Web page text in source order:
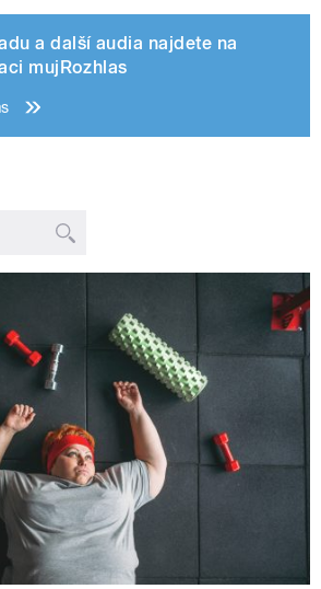
a další audia najdete na
mujRozhlas